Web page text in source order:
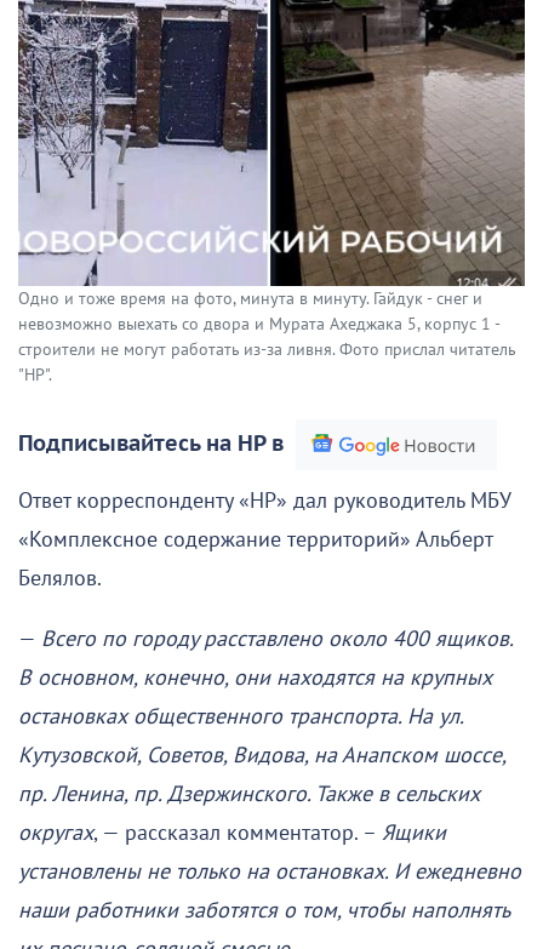
Одно и тоже время на фото, минута в минуту. Гайдук - снег и
невозможно выехать со двора и Мурата Ахеджака 5, корпус 1 -
строители не могут работать из-за ливня. Фото прислал читатель
"НР".
Подписывайтесь на НР в
Ответ корреспонденту «НР» дал руководитель МБУ
«Комплексное содержание территорий» Альберт
Белялов.
— Всего по городу расставлено около 400 ящиков.
В основном, конечно, они находятся на крупных
остановках общественного транспорта. На ул.
Кутузовской, Советов, Видова, на Анапском шоссе,
пр. Ленина, пр. Дзержинского. Также в сельских
округах, — рассказал комментатор. – Ящики
установлены не только на остановках. И ежедневно
наши работники заботятся о том, чтобы наполнять